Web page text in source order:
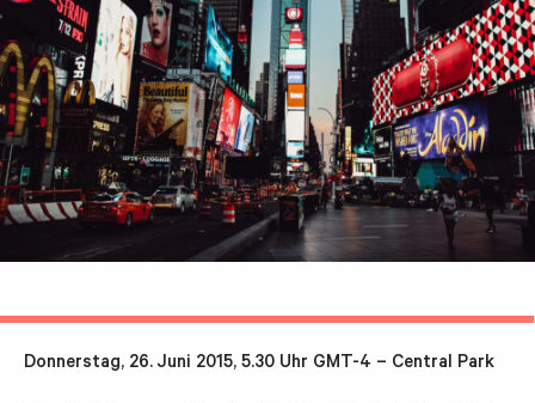
Donnerstag, 26. Juni 2015, 5.30 Uhr GMT-4 – Central Park